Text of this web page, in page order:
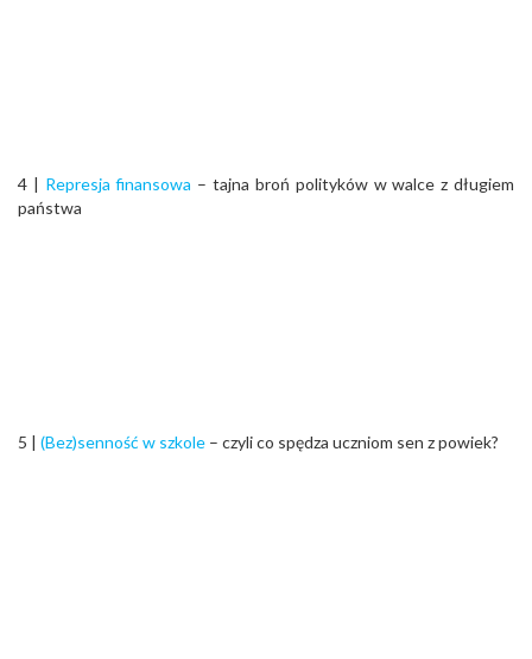
4 | Represja finansowa – tajna broń polityków w walce z długiem
państwa
5 | (Bez)senność w szkole – czyli co spędza uczniom sen z powiek?